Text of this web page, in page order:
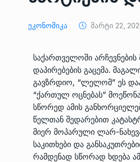
Ეკონომიკა Მარტი 22,
საქართველოში
დაპირებების გაცემა.
გავზრდიო, “ლელომ” ეს
“ქართულ ოცნებას”
სწორედ ამის
წელთან შედარებით
მიერ მოპარული ლარ-
საკითხები და
რამდენად სწორად ხდება
8
9